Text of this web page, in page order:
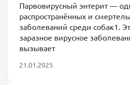
Парвовирусный энтерит —
распространённых и
заболеваний среди собак1.
заразное вирусное
вызывает
21.01.2025